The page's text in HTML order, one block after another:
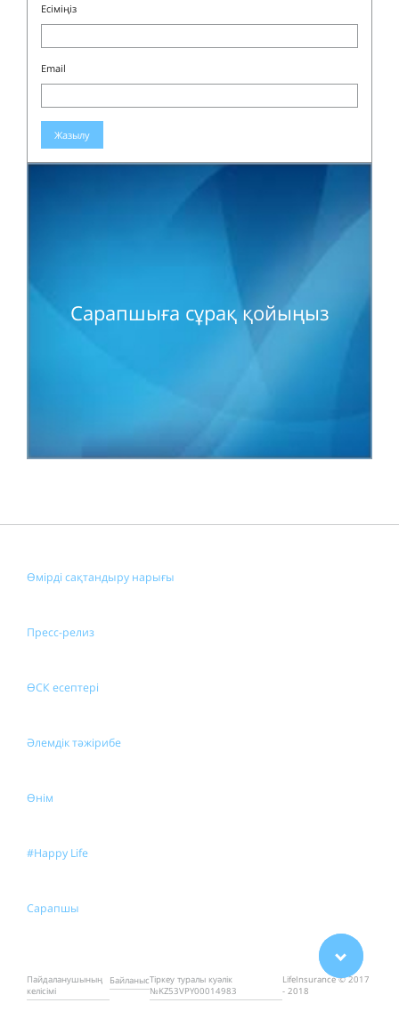
Есіміңіз
Email
Жазылу
Сарапшыға сұрақ қойыңыз
Өмірді сақтандыру нарығы
Пресс-релиз
ӨСК есептері
Әлемдік тәжірибе
Өнім
#Happy Life
Сарапшы
Пайдаланушының
келісімі
БайланысТіркеу туралы куәлік
№KZ53VPY00014983
LifeInsurance © 2017
- 2018